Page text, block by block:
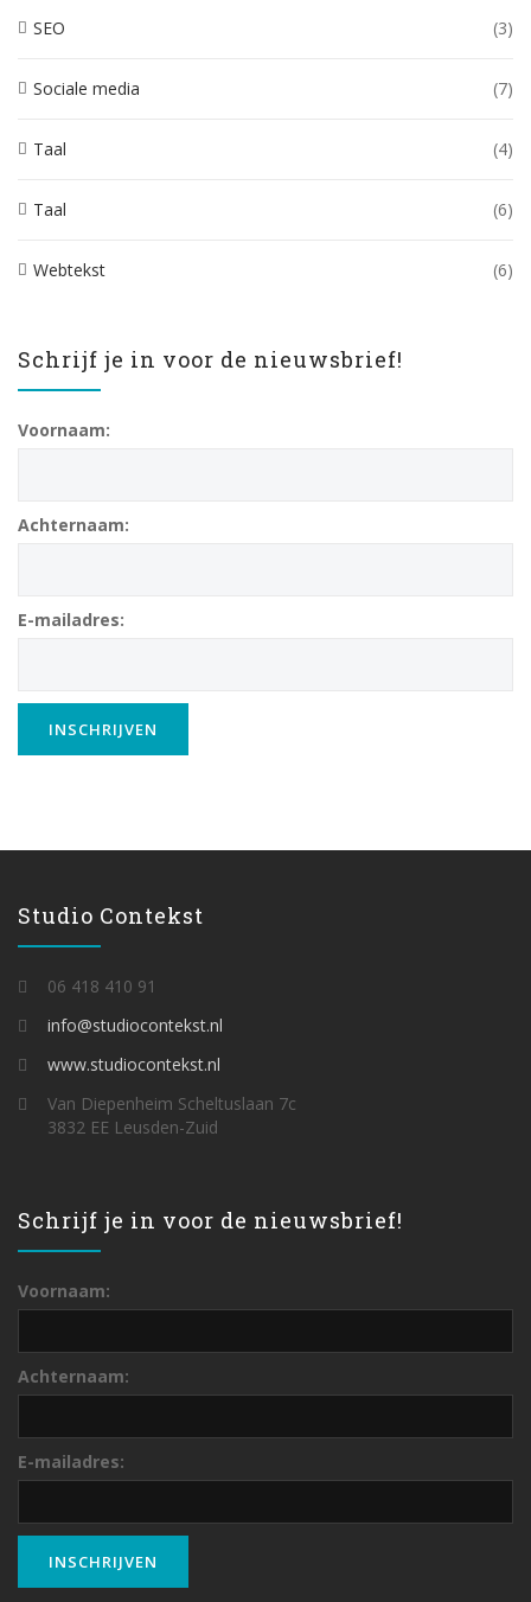
SEO (3)
Sociale media (7)
Taal (4)
Taal (6)
Webtekst (6)
Schrijf je in voor de nieuwsbrief!
Voornaam:
Achternaam:
E-mailadres:
Studio Contekst
06 418 410 91
info@studiocontekst.nl
www.studiocontekst.nl
Van Diepenheim Scheltuslaan 7c
3832 EE Leusden-Zuid
Schrijf je in voor de nieuwsbrief!
Voornaam:
Achternaam:
E-mailadres: